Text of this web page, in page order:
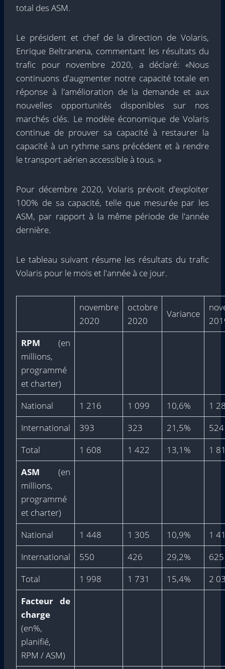
total des ASM.
Le président et chef de la direction de Volaris,
Enrique Beltranena, commentant les résultats du
trafic pour novembre 2020, a déclaré: «Nous
continuons d'augmenter notre capacité totale en
réponse à l'amélioration de la demande et aux
nouvelles opportunités disponibles sur nos
marchés clés. Le modèle économique de Volaris
continue de prouver sa capacité à restaurer la
capacité à un rythme sans précédent et à rendre
le transport aérien accessible à tous. »
Pour décembre 2020, Volaris prévoit d'exploiter
100% de sa capacité, telle que mesurée par les
ASM, par rapport à la même période de l'année
dernière.
Le tableau suivant résume les résultats du trafic
Volaris pour le mois et l'année à ce jour.
novembre
2020
octobre
2020
Variance
RPM (en
millions,
programmé
et charter)
National
1 216 1 099 10,6%
1
International
393 323 21,5%
524
Total
1 608 1 422 13,1%
1
ASM (en
millions,
programmé
et charter)
National
1 448 1 305 10,9%
1
International
550 426 29,2%
625
Total
1 998 1 731 15,4%
2
Facteur de
charge
(en%,
planifié,
RPM / ASM)